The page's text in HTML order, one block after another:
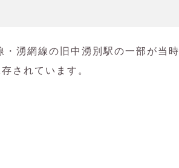
・湧網線の旧中湧別駅の一部が当時
されています。